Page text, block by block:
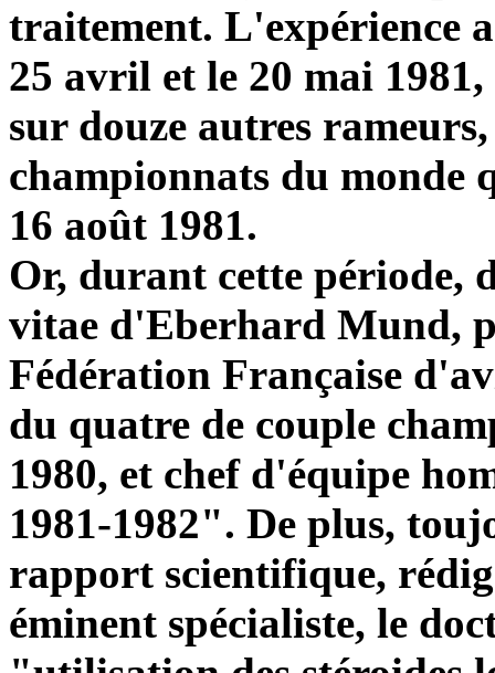
traitement. L'expérience
25 avril et le 20 mai 1981,
sur douze autres
championnats du monde
16 août 1981.
Or, durant cette période,
vitae d'Eberhard Mund,
Fédération Française
du quatre de couple
1980, et chef d'équipe
1981-1982". De plus,
rapport scientifique,
éminent spécialiste, le